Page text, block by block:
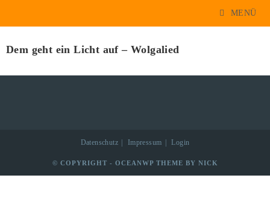
MENÜ
Dem geht ein Licht auf – Wolgalied
Datenschutz Impressum Login
© COPYRIGHT - OCEANWP THEME BY NICK